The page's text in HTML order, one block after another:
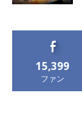
15,399
ファン